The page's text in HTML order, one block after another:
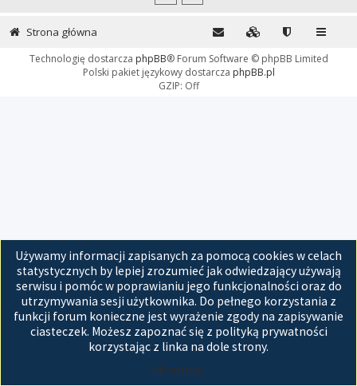
Używamy informacji zapisanych za pomocą cookies w celach
statystycznych by lepiej zrozumieć jak odwiedzający używają
serwisu i pomóc w poprawianiu jego funkcjonalności oraz do
utrzymywania sesji użytkownika. Do pełnego korzystania z
funkcji forum konieczne jest wyrażenie zgody na zapisywanie
ciasteczek. Możesz zapoznać się z polityką prywatności
korzystając z linka na dole strony.
Akceptuję
Strona główna
Technologię dostarcza phpBB® Forum Software © phpBB Limited
Polski pakiet językowy dostarcza phpBB.pl
GZIP: Off